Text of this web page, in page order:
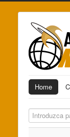
Home
Introduzca